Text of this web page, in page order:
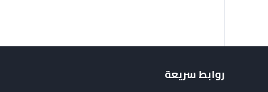
روابط سريعة